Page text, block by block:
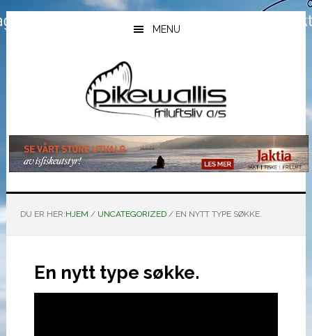
Hopp
til
Hopp
til
Hopp
til
MENU
DU ER HER:HJEM / UNCATEGORIZED /EN NYTT TYPE SØKKE.
En nytt type søkke.